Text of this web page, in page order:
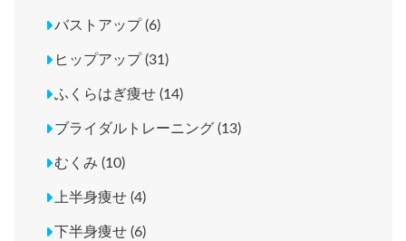
バストアップ (6)
ヒップアップ (31)
ふくらはぎ痩せ (14)
ブライダルトレーニング (13)
むくみ (10)
上半身痩せ (4)
下半身痩せ (6)